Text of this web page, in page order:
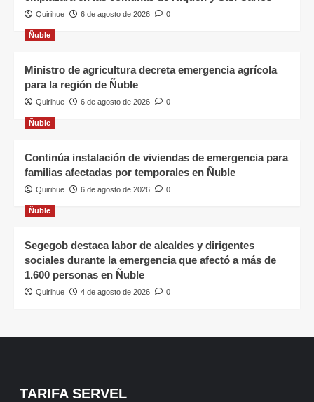
Quirihue 6 de agosto de 2026 0
Ñuble
Ministro de agricultura decreta emergencia agrícola
para la región de Ñuble
Quirihue 6 de agosto de 2026 0
Ñuble
Continúa instalación de viviendas de emergencia para
familias afectadas por temporales en Ñuble
Quirihue 6 de agosto de 2026 0
Ñuble
Segegob destaca labor de alcaldes y dirigentes
sociales durante la emergencia que afectó a más de
1.600 personas en Ñuble
Quirihue 4 de agosto de 2026 0
TARIFA SERVEL